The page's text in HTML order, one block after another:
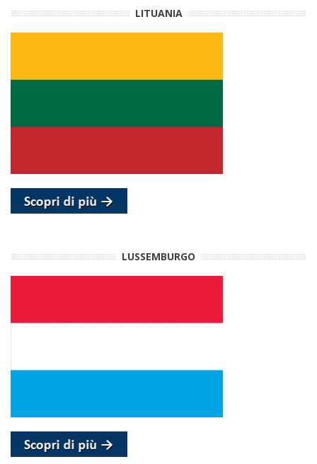
LITUANIA
LUSSEMBURGO